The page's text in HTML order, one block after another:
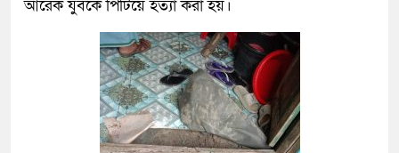
আরেক যুবকে পিটিয়ে হত্যা করা হয়।